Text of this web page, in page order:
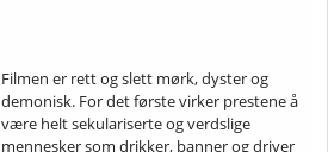
Filmen er rett og slett mørk, dyster og
demonisk. For det første virker prestene å
være helt sekulariserte og verdslige
mennesker som drikker, banner og driver